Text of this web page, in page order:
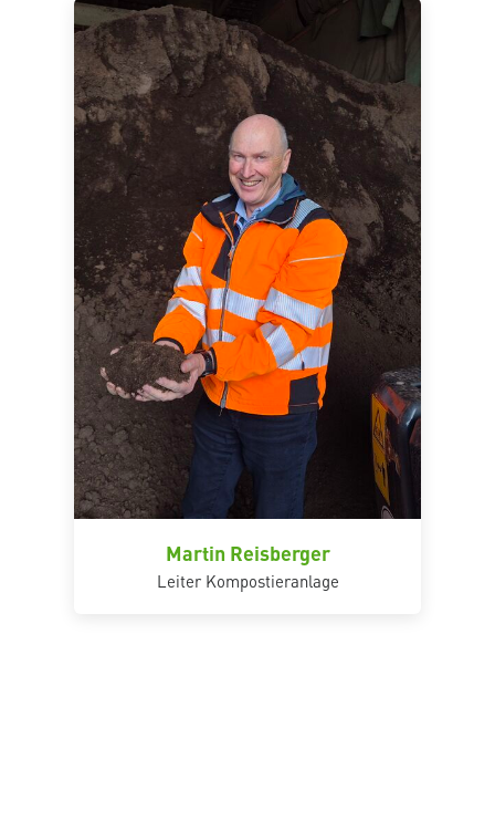
Martin Reisberger
Leiter Kompostieranlage